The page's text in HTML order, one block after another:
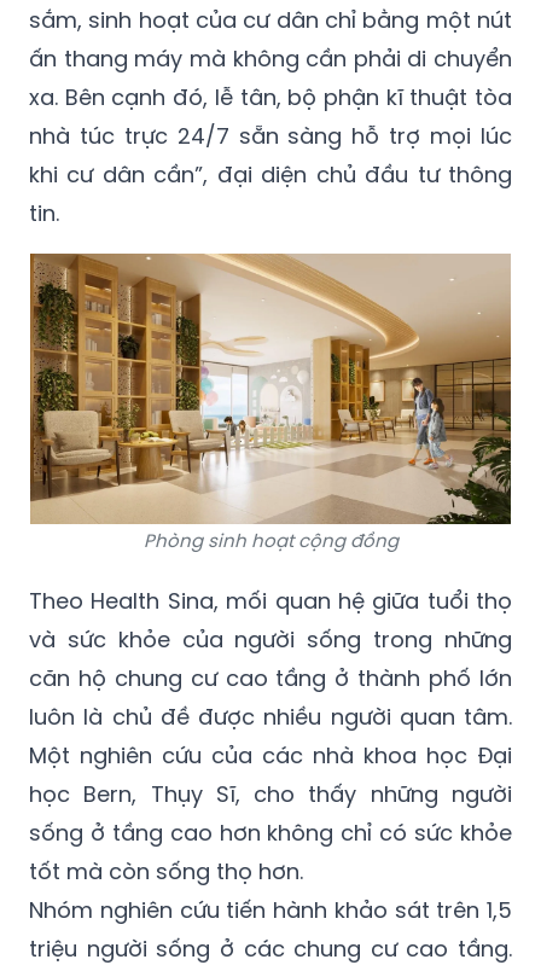
sắm, sinh hoạt của cư dân chỉ bằng một nút
ấn thang máy mà không cần phải di chuyển
xa. Bên cạnh đó, lễ tân, bộ phận kĩ thuật tòa
nhà túc trực 24/7 sẵn sàng hỗ trợ mọi lúc
khi cư dân cần”, đại diện chủ đầu tư thông
tin.
Phòng sinh hoạt cộng đồng
Theo Health Sina, mối quan hệ giữa tuổi thọ
và sức khỏe của người sống trong những
căn hộ chung cư cao tầng ở thành phố lớn
luôn là chủ đề được nhiều người quan tâm.
Một nghiên cứu của các nhà khoa học Đại
học Bern, Thụy Sĩ, cho thấy những người
sống ở tầng cao hơn không chỉ có sức khỏe
tốt mà còn sống thọ hơn.
Nhóm nghiên cứu tiến hành khảo sát trên 1,5
triệu người sống ở các chung cư cao tầng.